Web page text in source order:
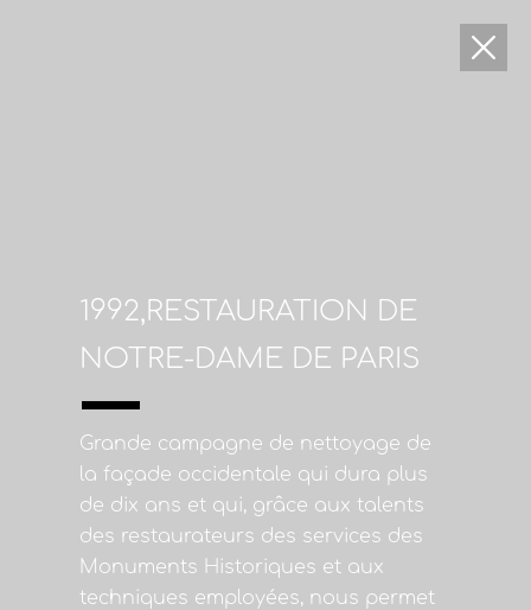
1992,RESTAURATION DE
NOTRE-DAME DE PARIS
Grande campagne de nettoyage de
la façade occidentale qui dura plus
de dix ans et qui, grâce aux talents
des restaurateurs des services des
Monuments Historiques et aux
techniques employées, nous permet